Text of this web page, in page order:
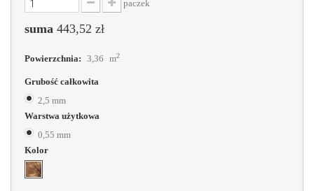
paczek
suma 443,52 zł
Powierzchnia: 3,36 m2
Grubość całkowita
2,5 mm
Warstwa użytkowa
0,55 mm
Kolor